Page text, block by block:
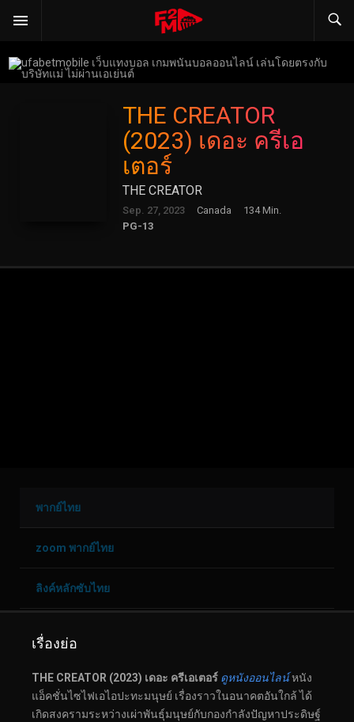
THE CREATOR
(2023) เดอะ ครีเอ
เตอร์
THE CREATOR
Sep. 27, 2023 Canada
134 Min.
PG-13
พากย์ไทย
zoom พากย์ไทย
ลิงค์หลักซับไทย
เรื่องย่อ
THE CREATOR (2023) เดอะ ครีเอเตอร์ ดูหนังออนไลน์หนัง
แอ็คชั่นไซไฟเอไอปะทะมนุษย์ เรื่องราวในอนาคตอันใกล้ ได้
เกิดสงครามระหว่างเผ่าพันธุ์มนุษย์กับกองกำลังปัญหาประดิษฐ์